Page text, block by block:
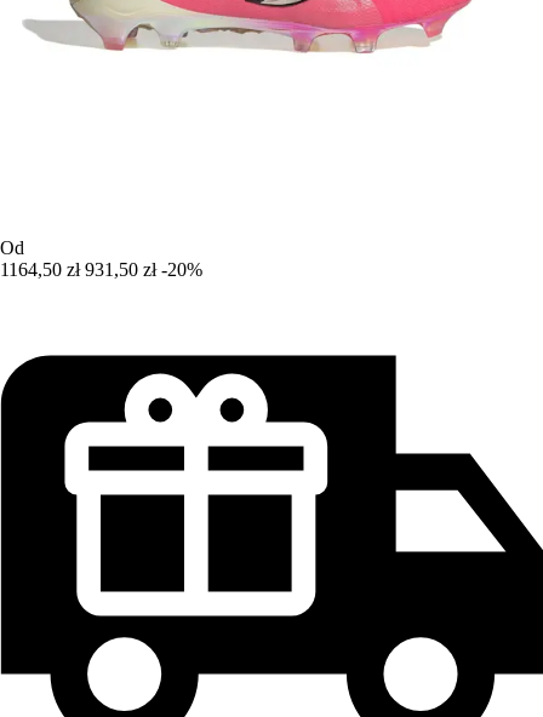
Od
1164,50 zł 931,50 zł -20%